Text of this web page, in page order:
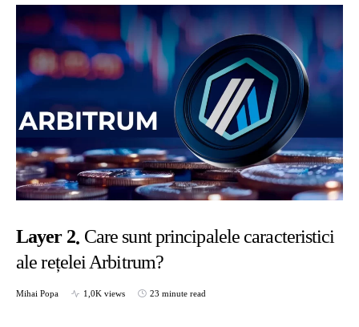
Layer 2 Care sunt principalele caracteristici
ale rețelei Arbitrum?
Mihai Popa 1,0K views 23 minute read